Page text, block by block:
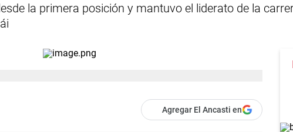
la primera posición y mantuvo el liderato de la
Agregar El Ancasti en